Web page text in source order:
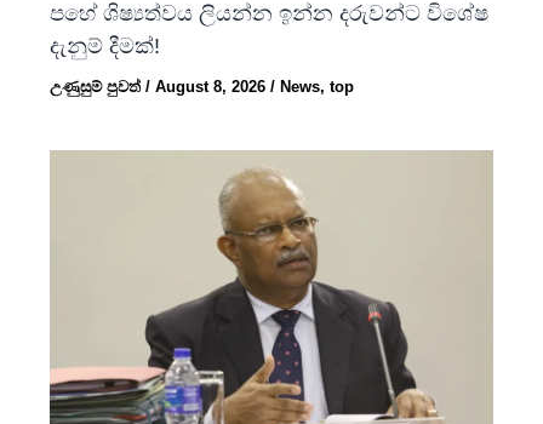
පහේ ශිෂ්‍යත්වය ලියන්න ඉන්න දරුවන්ට විශේෂ
දැනුම් දීමක්!
උණුසුම් පුවත්/August 8, 2026/ News,top